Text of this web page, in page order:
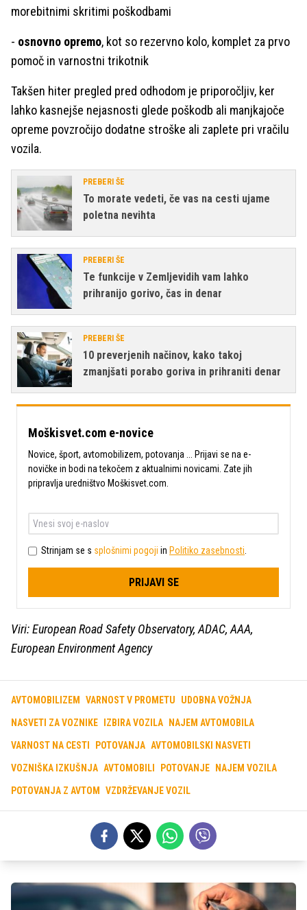
morebitnimi skritimi poškodbami
- osnovno opremo, kot so rezervno kolo, komplet za prvo
pomoč in varnostni trikotnik
Takšen hiter pregled pred odhodom je priporočljiv, ker
lahko kasnejše nejasnosti glede poškodb ali manjkajoče
opreme povzročijo dodatne stroške ali zaplete pri vračilu
vozila.
PREBERI ŠE
To morate vedeti, če vas na cesti ujame
poletna nevihta
PREBERI ŠE
Te funkcije v Zemljevidih vam lahko
prihranijo gorivo, čas in denar
PREBERI ŠE
10 preverjenih načinov, kako takoj
zmanjšati porabo goriva in prihraniti denar
Moškisvet.com e-novice
Novice, šport, avtomobilizem, potovanja ... Prijavi se na e-
novičke in bodi na tekočem z aktualnimi novicami. Zate jih
pripravlja uredništvo Moškisvet.com.
Strinjam se s splošnimi pogoji in Politiko zasebnosti
PRIJAVI SE
Viri: European Road Safety Observatory, ADAC, AAA,
European Environment Agency
AVTOMOBILIZEM VARNOST V PROMETU UDOBNA VOŽNJA
NASVETI ZA VOZNIKE IZBIRA VOZILA NAJEM AVTOMOBILA
VARNOST NA CESTI POTOVANJA AVTOMOBILSKI NASVETI
VOZNIŠKA IZKUŠNJA AVTOMOBILI POTOVANJE NAJEM VOZILA
POTOVANJA Z AVTOM VZDRŽEVANJE VOZIL